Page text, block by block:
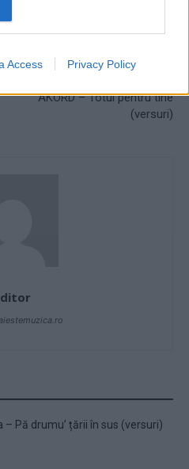
Access Privacy Policy
AKORD – Totul pentru tine
(versuri)
– Pă drumu’ țării în sus (versuri)